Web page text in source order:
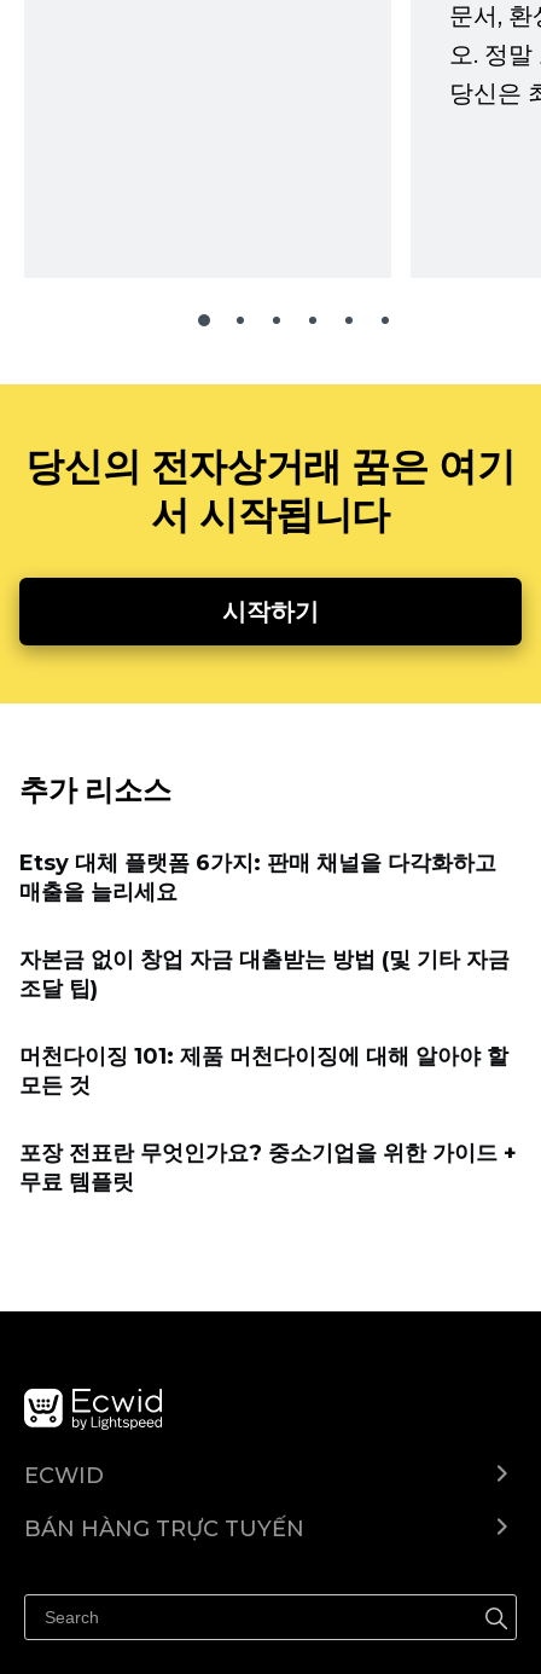
문서,
오. 정
당신은
당신의 전자상거래 꿈은 여기
서 시작됩니다
시작하기
추가 리소스
Etsy 대체 플랫폼 6가지: 판매 채널을 다각화하고
매출을 늘리세요
자본금 없이 창업 자금 대출받는 방법 (및 기타 자금
조달 팁)
머천다이징 101: 제품 머천다이징에 대해 알아야 할
모든 것
포장 전표란 무엇인가요? 중소기업을 위한 가이드 +
무료 템플릿
ECWID
Trung tâm trợ giúp
BÁN HÀNG TRỰC TUYẾN
Quảng bá ở bất cứ đâu
Kiểm soát mọi thứ